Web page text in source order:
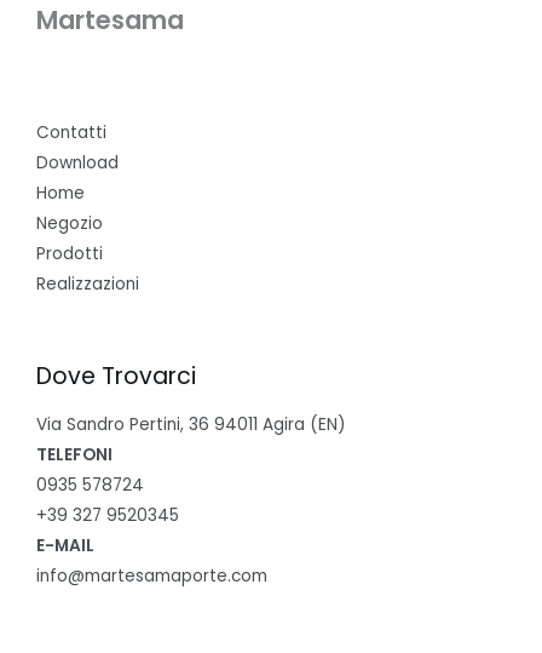
Martesama
Contatti
Download
Home
Negozio
Prodotti
Realizzazioni
Dove Trovarci
Via Sandro Pertini, 36 94011 Agira (EN)
TELEFONI
0935 578724
+39 327 9520345
E-MAIL
info@martesamaporte.com